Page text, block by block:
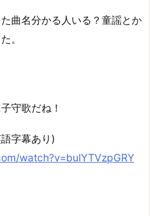
曲名分かる人いる？童謡とか
。
守歌だね！
字幕あり)
watch?v=bulYTVzpGRY